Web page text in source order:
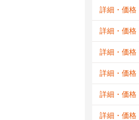
詳細・価
詳細・価
詳細・価
詳細・価
詳細・価
詳細・価